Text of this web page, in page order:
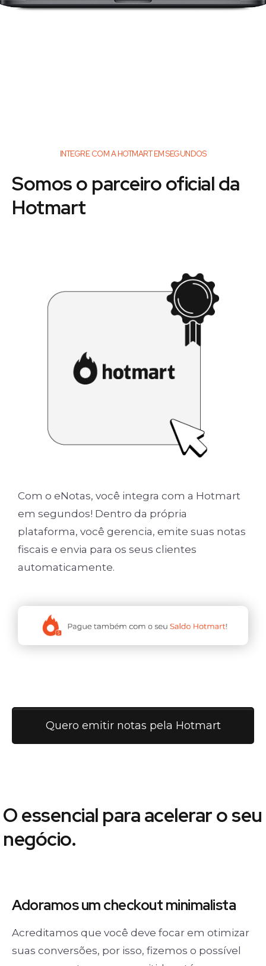
INTEGRE COM A HOTMART EM SEGUNDOS
Somos o parceiro oficial da
Hotmart
Com o eNotas, você integra com a Hotmart
em segundos! Dentro da própria
plataforma, você gerencia, emite suas notas
fiscais e envia para os seus clientes
automaticamente.
Quero emitir notas pela Hotmart
O essencial para acelerar o seu
negócio.
Adoramos umcheckout minimalista
Acreditamos que você deve focar em otimizar
suas conversões, por isso, fizemos o possível